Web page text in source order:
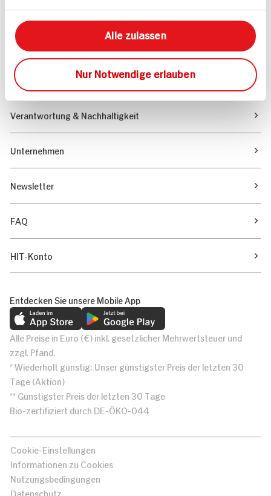
Alle zulassen
Nur Notwendige erlauben
Sortiment
Marktfinder
Unser Magazin
Verantwortung & Nachhaltigkeit
Unternehmen
Newsletter
FAQ
HIT-Konto
Entdecken Sie unsere Mobile App
Alle Preise in Euro (€) inkl. gesetzlicher Mehrwertsteuer und
zzgl. Pfand.
* Wiederholt günstig: Unser günstigster Preis der letzten 30
Tage (Aktion)
** Günstigster Preis der letzten 30 Tage
Bio-zertifiziert durch DE-ÖKO-044
Cookie-Einstellungen
Informationen zu Cookies
Nutzungsbedingungen
Datenschutz